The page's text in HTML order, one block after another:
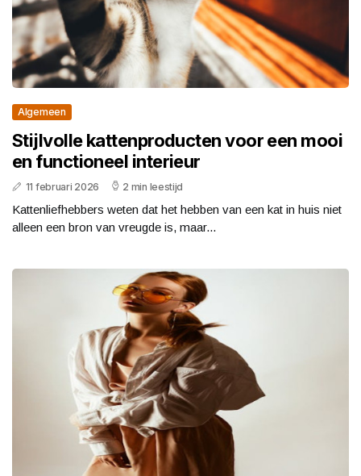
Algemeen
Stijlvolle kattenproducten voor een mooi
en functioneel interieur
11 februari 2026 2 min leestijd
Kattenliefhebbers weten dat het hebben van een kat in huis niet
alleen een bron van vreugde is, maar...